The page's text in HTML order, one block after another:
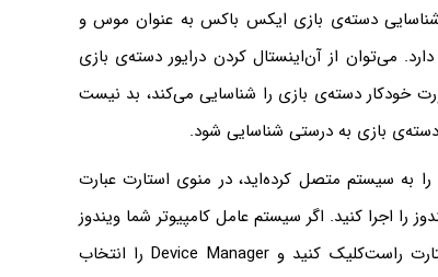
دسته‌ی بازی ایکس باکس به عنوان موس و
می‌توان از آن‌اینستال کردن درایور دسته‌ی بازی
خودکار دسته‌ی بازی را شناسایی می‌کند، بد نیست
بازی به درستی شناسایی شود.
به سیستم متصل کرده‌اید، در منوی استارت عبارت
را اجرا کنید. اگر سیستم عامل کامپیوتر شما ویندوز
۸ و نسخه‌های بعدی است، کافی است روی منوی استارت راست‌کلیک کنید و Device Manager را انتخاب